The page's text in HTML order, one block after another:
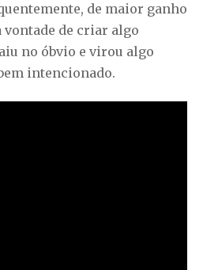
de maior ganho
vontade de criar algo
no óbvio e virou algo
intencionado.